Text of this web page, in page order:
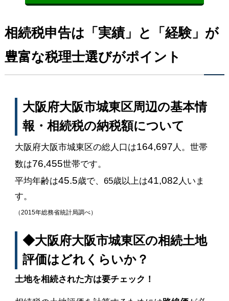
相続税申告は「実績」と「経験」が
豊富な税理士選びがポイント
大阪府大阪市城東区周辺の基本情
報・相続税の納税額について
大阪府大阪市城東区の総人口は164,697 人。世帯
数は76,455世帯です。
平均年齢は45.5歳で、65歳以上は41,082 人いま
す。
（2015年総務省統計局調べ）
◆大阪府大阪市城東区の相続土地
評価はどれくらいか？
土地を相続された方は要チェック！